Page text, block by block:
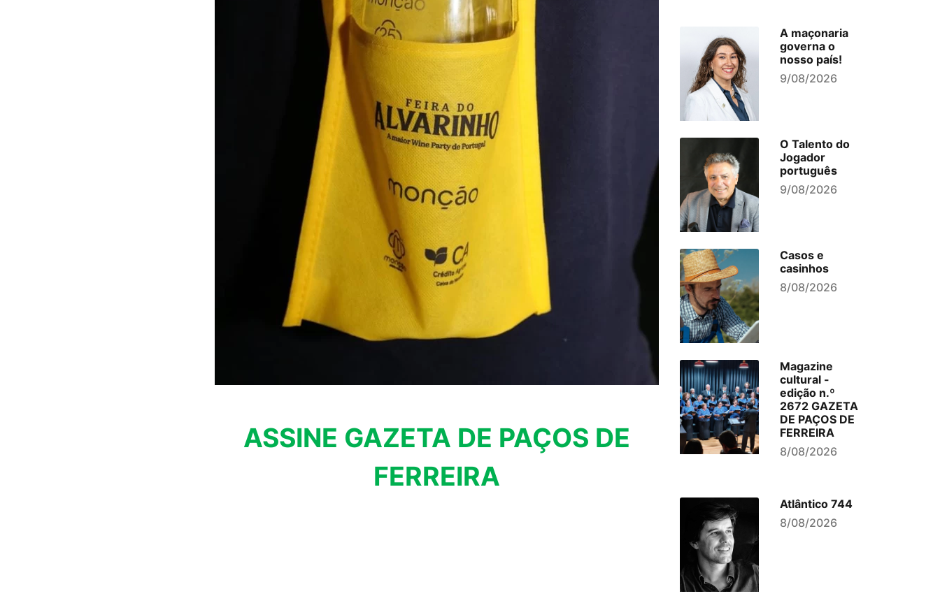
ASSINE GAZETA DE PAÇOS DE
FERREIRA
A maçonaria
governa o
nosso país!
9/08/2026
O Talento do
Jogador
português
9/08/2026
Casos e
casinhos
8/08/2026
Magazine
cultural -
edição n.º
2672 GAZETA
DE PAÇOS DE
FERREIRA
8/08/2026
Atlântico 744
8/08/2026